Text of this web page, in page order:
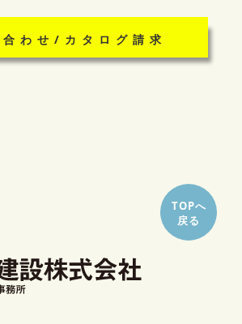
合わせ/カタログ請求
TOPへ
戻る